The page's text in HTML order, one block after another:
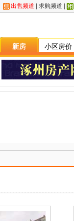
出售频道 求购频道
新房 小区房价